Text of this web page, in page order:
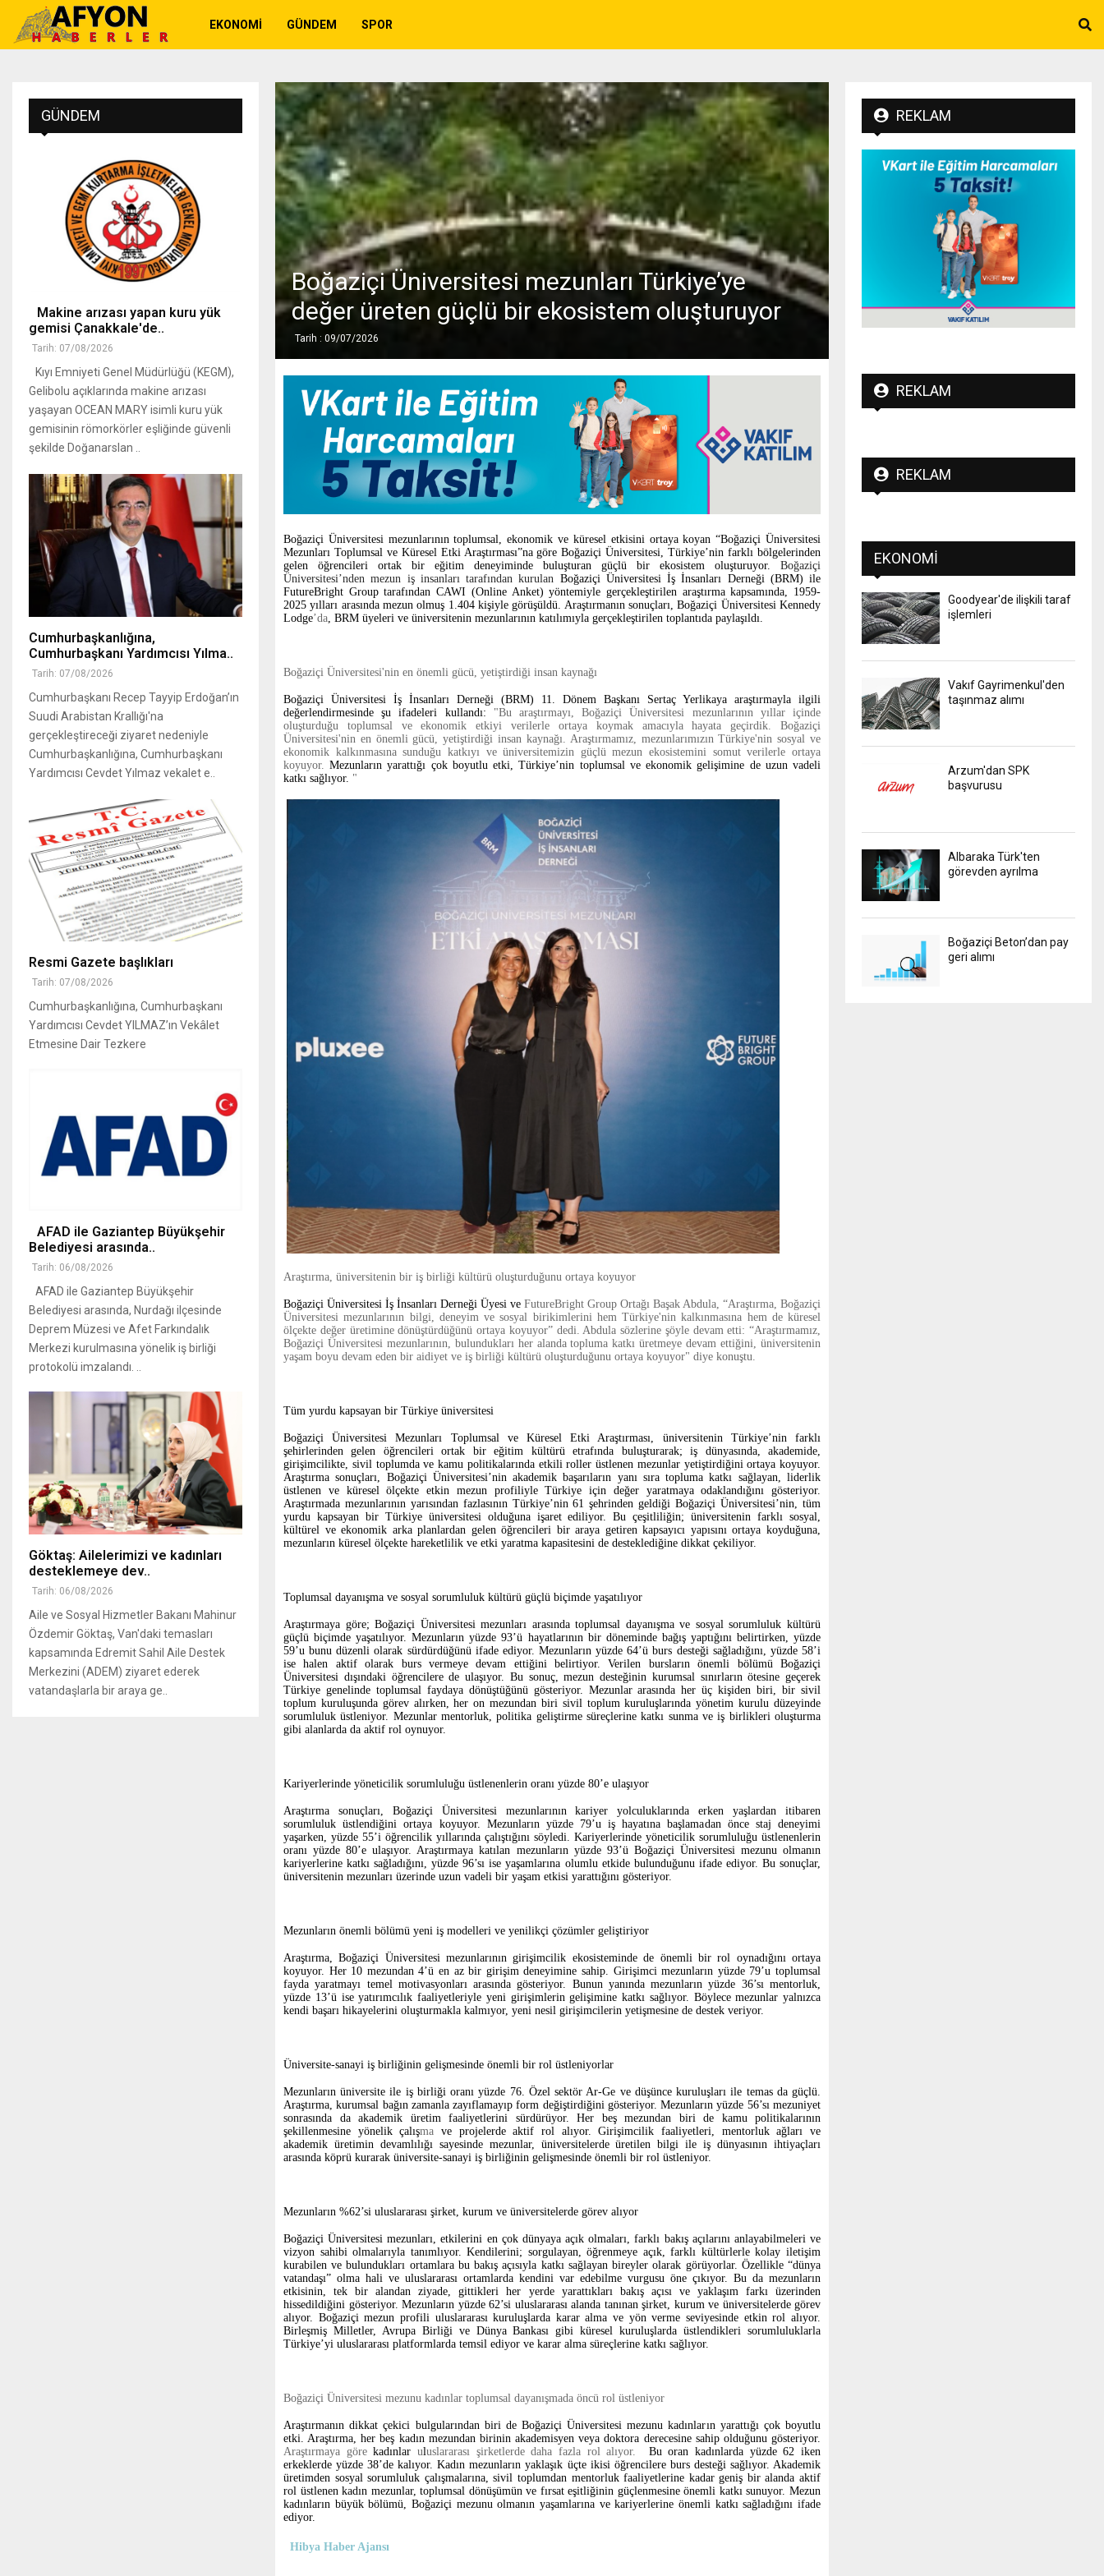
EKONOMI GÜNDEM SPOR
Boğaziçi Üniversitesi mezunları Türkiye’ye
değer üreten güçlü bir ekosistem oluşturuyor
Tarih : 09/07/2026
Boğaziçi Üniversitesi mezunlarının toplumsal, ekonomik ve küresel etkisini ortaya koyan “Boğaziçi Üniversitesi
Mezunları Toplumsal ve Küresel Etki Araştırması”na göre Boğaziçi Üniversitesi, Türkiye’nin farklı bölgelerinden
gelen öğrencileri ortak bir eğitim deneyiminde buluşturan güçlü bir ekosistem oluşturuyor. Boğaziçi
Üniversitesi’nden mezun iş insanları tarafından kurulan Boğaziçi Üniversitesi İş İnsanları Derneği (BRM) ile
FutureBright Group tarafından CAWI (Online Anket) yöntemiyle gerçekleştirilen araştırma kapsamında, 1959-
2025 yılları arasında mezun olmuş 1.404 kişiyle görüşüldü. Araştırmanın sonuçları, Boğaziçi Üniversitesi Kennedy
Lodge’da , BRM üyeleri ve üniversitenin mezunlarının katılımıyla gerçekleştirilen toplantıda paylaşıldı.
Boğaziçi Üniversitesi'nin en önemli gücü, yetiştirdiği insan kaynağı
Boğaziçi Üniversitesi İş İnsanları Derneği (BRM) 11. Dönem Başkanı Sertaç Yerlikaya araştırmayla ilgili
değerlendirmesinde şu ifadeleri kullandı: "Bu araştırmayı, Boğaziçi Üniversitesi mezunlarının yıllar içinde
oluşturduğu toplumsal ve ekonomik etkiyi verilerle ortaya koymak amacıyla hayata geçirdik. Boğaziçi
Üniversitesi'nin en önemli gücü, yetiştirdiği insan kaynağı. Araştırmamız, mezunlarımızın Türkiye'nin sosyal ve
ekonomik kalkınmasına sunduğu katkıyı ve üniversitemizin güçlü mezun ekosistemini somut verilerle ortaya
koyuyor. Mezunların yarattığı çok boyutlu etki, Türkiye’nin toplumsal ve ekonomik gelişimine de uzun vadeli
katkı sağlıyor. "
Araştırma, üniversitenin bir iş birliği kültürü oluşturduğunu ortaya koyuyor
Boğaziçi Üniversitesi İş İnsanları Derneği Üyesi ve FutureBright Group Ortağı Başak Abdula, “Araştırma, Boğaziçi
Üniversitesi mezunlarının bilgi, deneyim ve sosyal birikimlerini hem Türkiye'nin kalkınmasına hem de küresel
ölçekte değer üretimine dönüştürdüğünü ortaya koyuyor” dedi. Abdula sözlerine şöyle devam etti: “Araştırmamız,
Boğaziçi Üniversitesi mezunlarının, bulundukları her alanda topluma katkı üretmeye devam ettiğini, üniversitenin
yaşam boyu devam eden bir aidiyet ve iş birliği kültürü oluşturduğunu ortaya koyuyor" diye konuştu.
Tüm yurdu kapsayan bir Türkiye üniversitesi
Boğaziçi Üniversitesi Mezunları Toplumsal ve Küresel Etki Araştırması, üniversitenin Türkiye’nin farklı
şehirlerinden gelen öğrencileri ortak bir eğitim kültürü etrafında buluşturarak; iş dünyasında, akademide,
girişimcilikte, sivil toplumda ve kamu politikalarında etkili roller üstlenen mezunlar yetiştirdiğini ortaya koyuyor.
Araştırma sonuçları, Boğaziçi Üniversitesi’nin akademik başarıların yanı sıra topluma katkı sağlayan, liderlik
üstlenen ve küresel ölçekte etkin mezun profiliyle Türkiye için değer yaratmaya odaklandığını gösteriyor.
Araştırmada mezunlarının yarısından fazlasının Türkiye’nin 61 şehrinden geldiği Boğaziçi Üniversitesi’nin, tüm
yurdu kapsayan bir Türkiye üniversitesi olduğuna işaret ediliyor. Bu çeşitliliğin; üniversitenin farklı sosyal,
kültürel ve ekonomik arka planlardan gelen öğrencileri bir araya getiren kapsayıcı yapısını ortaya koyduğuna,
mezunların küresel ölçekte hareketlilik ve etki yaratma kapasitesini de desteklediğine dikkat çekiliyor.
Toplumsal dayanışma ve sosyal sorumluluk kültürü güçlü biçimde yaşatılıyor
Araştırmaya göre; Boğaziçi Üniversitesi mezunları arasında toplumsal dayanışma ve sosyal sorumluluk kültürü
güçlü biçimde yaşatılıyor. Mezunların yüzde 93’ü hayatlarının bir döneminde bağış yaptığını belirtirken, yüzde
59’u bunu düzenli olarak sürdürdüğünü ifade ediyor. Mezunların yüzde 64’ü burs desteği sağladığını, yüzde 58’i
ise halen aktif olarak burs vermeye devam ettiğini belirtiyor. Verilen bursların önemli bölümü Boğaziçi
Üniversitesi dışındaki öğrencilere de ulaşıyor. Bu sonuç, mezun desteğinin kurumsal sınırların ötesine geçerek
Türkiye genelinde toplumsal faydaya dönüştüğünü gösteriyor. Mezunlar arasında her üç kişiden biri, bir sivil
toplum kuruluşunda görev alırken, her on mezundan biri sivil toplum kuruluşlarında yönetim kurulu düzeyinde
sorumluluk üstleniyor. Mezunlar mentorluk, politika geliştirme süreçlerine katkı sunma ve iş birlikleri oluşturma
gibi alanlarda da aktif rol oynuyor.
Kariyerlerinde yöneticilik sorumluluğu üstlenenlerin oranı yüzde 80’e ulaşıyor
Araştırma sonuçları, Boğaziçi Üniversitesi mezunlarının kariyer yolculuklarında erken yaşlardan itibaren
sorumluluk üstlendiğini ortaya koyuyor. Mezunların yüzde 79’u iş hayatına başlamadan önce staj deneyimi
yaşarken, yüzde 55’i öğrencilik yıllarında çalıştığını söyledi. Kariyerlerinde yöneticilik sorumluluğu üstlenenlerin
oranı yüzde 80’e ulaşıyor. Araştırmaya katılan mezunların yüzde 93’ü Boğaziçi Üniversitesi mezunu olmanın
kariyerlerine katkı sağladığını, yüzde 96’sı ise yaşamlarına olumlu etkide bulunduğunu ifade ediyor. Bu sonuçlar,
üniversitenin mezunları üzerinde uzun vadeli bir yaşam etkisi yarattığını gösteriyor.
Mezunların önemli bölümü yeni iş modelleri ve yenilikçi çözümler geliştiriyor
Araştırma, Boğaziçi Üniversitesi mezunlarının girişimcilik ekosisteminde de önemli bir rol oynadığını ortaya
koyuyor. Her 10 mezundan 4’ü en az bir girişim deneyimine sahip. Girişimci mezunların yüzde 79’u toplumsal
fayda yaratmayı temel motivasyonları arasında gösteriyor. Bunun yanında mezunların yüzde 36’sı mentorluk,
yüzde 13’ü ise yatırımcılık faaliyetleriyle yeni girişimlerin gelişimine katkı sağlıyor. Böylece mezunlar yalnızca
kendi başarı hikayelerini oluşturmakla kalmıyor, yeni nesil girişimcilerin yetişmesine de destek veriyor.
Üniversite-sanayi iş birliğinin gelişmesinde önemli bir rol üstleniyorlar
Mezunların üniversite ile iş birliği oranı yüzde 76. Özel sektör Ar-Ge ve düşünce kuruluşları ile temas da güçlü.
Araştırma, kurumsal bağın zamanla zayıflamayıp form değiştirdiğini gösteriyor. Mezunların yüzde 56’sı mezuniyet
sonrasında da akademik üretim faaliyetlerini sürdürüyor. Her beş mezundan biri de kamu politikalarının
şekillenmesine yönelikçalışma ve projelerde aktif rol alıyor. Girişimcilik faaliyetleri, mentorluk ağları ve
akademik üretimin devamlılığı sayesinde mezunlar, üniversitelerde üretilen bilgi ile iş dünyasının ihtiyaçları
arasında köprü kurarak üniversite-sanayi iş birliğinin gelişmesinde önemli bir rol üstleniyor.
Mezunların %62’si uluslararası şirket, kurum ve üniversitelerde görev alıyor
Boğaziçi Üniversitesi mezunları, etkilerini en çok dünyaya açık olmaları, farklı bakış açılarını anlayabilmeleri ve
vizyon sahibi olmalarıyla tanımlıyor. Kendilerini; sorgulayan, öğrenmeye açık, farklı kültürlerle kolay iletişim
kurabilen ve bulundukları ortamlara bu bakış açısıyla katkı sağlayan bireyler olarak görüyorlar. Özellikle “dünya
vatandaşı” olma hali ve uluslararası ortamlarda kendini var edebilme vurgusu öne çıkıyor. Bu da mezunların
etkisinin, tek bir alandan ziyade, gittikleri her yerde yarattıkları bakış açısı ve yaklaşım farkı üzerinden
hissedildiğini gösteriyor. Mezunların yüzde 62’si uluslararası alanda tanınan şirket, kurum ve üniversitelerde görev
alıyor. Boğaziçi mezun profili uluslararası kuruluşlarda karar alma ve yön verme seviyesinde etkin rol alıyor.
Birleşmiş Milletler, Avrupa Birliği ve Dünya Bankası gibi küresel kuruluşlarda üstlendikleri sorumluluklarla
Türkiye’yi uluslararası platformlarda temsil ediyor ve karar alma süreçlerine katkı sağlıyor.
Boğaziçi Üniversitesi mezunu kadınlar toplumsal dayanışmada öncü rol üstleniyor
Araştırmanın dikkat çekici bulgularından biri de Boğaziçi Üniversitesi mezunu kadınların yarattığı çok boyutlu
etki. Araştırma, her beş kadın mezundan birinin akademisyen veya doktora derecesine sahip olduğunu gösteriyor.
Araştırmaya görekadınlaruluslararası şirketlerde daha fazla rol alıyor.
Bu oran kadınlarda yüzde 62 iken
erkeklerde yüzde 38’de kalıyor. Kadın mezunların yaklaşık üçte ikisi öğrencilere burs desteği sağlıyor. Akademik
üretimden sosyal sorumluluk çalışmalarına, sivil toplumdan mentorluk faaliyetlerine kadar geniş bir alanda aktif
rol üstlenen kadın mezunlar, toplumsal dönüşümün ve fırsat eşitliğinin güçlenmesine önemli katkı sunuyor. Mezun
kadınların büyük bölümü, Boğaziçi mezunu olmanın yaşamlarına ve kariyerlerine önemli katkı sağladığını ifade
ediyor.
Hibya Haber Ajansı
GÜNDEM
Makine arızası yapan kuru yük
gemisi Çanakkale'de..
Tarih: 07/08/2026
Kıyı Emniyeti Genel Müdürlüğü (KEGM),
Gelibolu açıklarında makine arızası
yaşayan OCEAN MARY isimli kuru yük
gemisinin römorkörler eşliğinde güvenli
şekilde Doğanarslan ..
Cumhurbaşkanlığına,
Cumhurbaşkanı Yardımcısı Yılma..
Tarih: 07/08/2026
Cumhurbaşkanı Recep Tayyip Erdoğan’ın
Suudi Arabistan Krallığı'na
gerçekleştireceği ziyaret nedeniyle
Cumhurbaşkanlığına, Cumhurbaşkanı
Yardımcısı Cevdet Yılmaz vekalet e..
Resmi Gazete başlıkları
Tarih: 07/08/2026
Cumhurbaşkanlığına, Cumhurbaşkanı
Yardımcısı Cevdet YILMAZ’ın Vekâlet
Etmesine Dair Tezkere
AFAD ile Gaziantep Büyükşehir
Belediyesi arasında..
Tarih: 06/08/2026
AFAD ile Gaziantep Büyükşehir
Belediyesi arasında, Nurdağı ilçesinde
Deprem Müzesi ve Afet Farkındalık
Merkezi kurulmasına yönelik iş birliği
protokolü imzalandı. ..
Göktaş: Ailelerimizi ve kadınları
desteklemeye dev..
Tarih: 06/08/2026
Aile ve Sosyal Hizmetler Bakanı Mahinur
Özdemir Göktaş, Van'daki temasları
kapsamında Edremit Sahil Aile Destek
Merkezini (ADEM) ziyaret ederek
vatandaşlarla bir araya ge..
REKLAM
REKLAM
REKLAM
EKONOMI
Goodyear'de ilişkili taraf
işlemleri
Vakıf Gayrimenkul'den
taşınmaz alımı
Arzum'dan SPK
başvurusu
Albaraka Türk'ten
görevden ayrılma
Boğaziçi Beton’dan pay
geri alımı